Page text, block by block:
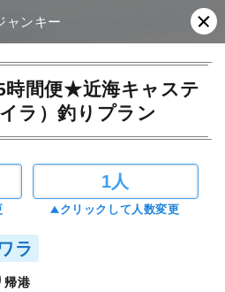
ャンキー
間便★近海キャステ
ラ）釣りプラン
1人
クリックして人数変更
ラ
帰港